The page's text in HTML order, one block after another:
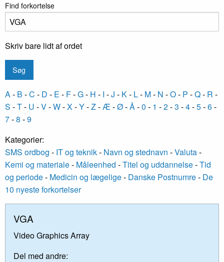
Find forkortelse
Skriv bare lidt af ordet
A- B -C - D - E - F-G- H - I -J - K- L- M- N -O- P -Q- R -
S -T- U -V-W-X-Y-Z-Æ-Ø-Å-0 - 1 -2-3 -4-5-6-
7-8 -9
Kategorier:
SMS ordbog - IT og teknik- Navn og stednavn -Valuta-
Kemi og materiale- Måleenhed -Titel og uddannelse-Tid
og periode- Medicin og lægelige- Danske Postnumre- De
10 nyeste forkortelser
VGA
Video Graphics Array
Del med andre: